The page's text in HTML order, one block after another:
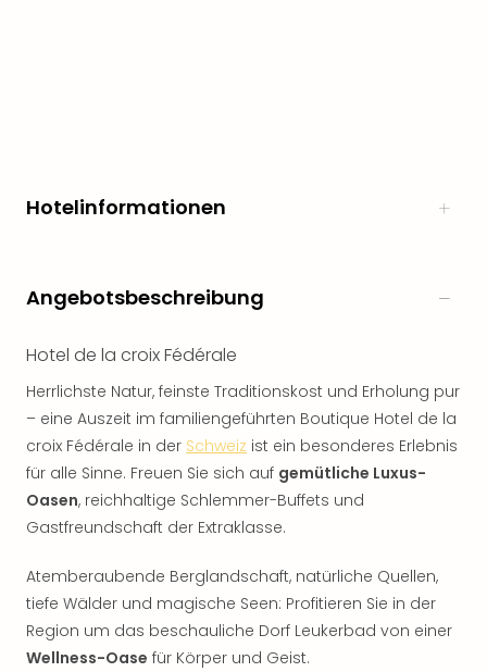
Hotelinformationen
Angebotsbeschreibung
Hotel de la croix Fédérale
Herrlichste Natur, feinste Traditionskost und Erholung pur
– eine Auszeit im familiengeführten Boutique Hotel de la
croix Fédérale in der Schweiz ist ein besonderes Erlebnis
für alle Sinne. Freuen Sie sich auf gemütliche Luxus-
Oasen, reichhaltige Schlemmer-Buffets und
Gastfreundschaft der Extraklasse.
Atemberaubende Berglandschaft, natürliche Quellen,
tiefe Wälder und magische Seen: Profitieren Sie in der
Region um das beschauliche Dorf Leukerbad von einer
Wellness-Oase für Körper und Geist.